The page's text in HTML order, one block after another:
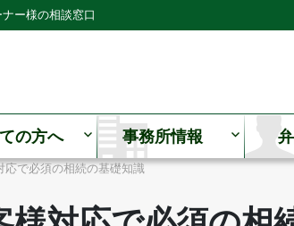
ー様の相談窓口
の方へ 事務所情報
応で必須の相続の基礎知識